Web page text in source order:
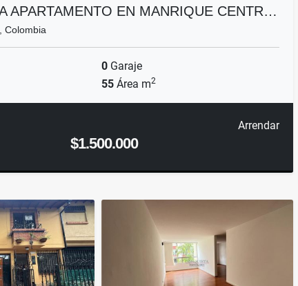
APARTAMENTO EN MANRIQUE CENTR…
Colombia
0 Garaje
55 Área m2
Arrendar
$1.500.000